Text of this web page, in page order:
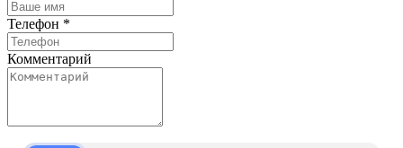
Телефон *
Комментарий